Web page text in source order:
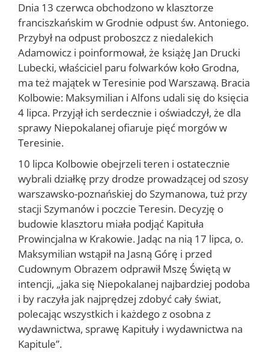
Dnia 13 czerwca obchodzono w klasztorze
franciszkańskim w Gro­dnie odpust św. Antoniego.
Przybył na odpust proboszcz z niedalekich
Adamowicz i poinformował, że książę Jan Drucki
Lubecki, właściciel paru folwarków koło Grodna,
ma też majątek w Teresinie pod War­szawą. Bracia
Kolbowie: Maksymilian i Alfons udali się do księcia
4 lipca. Przyjął ich serdecznie i oświadczył, że dla
sprawy Niepokala­nej ofiaruje pięć morgów w
Teresinie.
10 lipca Kolbowie obejrzeli teren i ostatecznie
wybrali działkę przy drodze prowadzącej od szosy
warszawsko-poznańskiej do Szymanowa, tuż przy
stacji Szymanów i poczcie Teresin. Decyzję o
budowie klasztoru miała podjąć Kapituła
Prowincjalna w Krakowie. Jadąc na nią 17 lipca, o.
Maksymilian wstąpił na Jasną Górę i przed
Cudownym Obrazem odprawił Mszę Świętą w
intencji, „jaka się Niepokalanej najbardziej podoba
i by raczyła jak najprędzej zdobyć cały świat,
polecając wszystkich i każdego z osobna z
wydawnictwa, sprawę Kapituły i wydawnictwa na
Kapitule”.